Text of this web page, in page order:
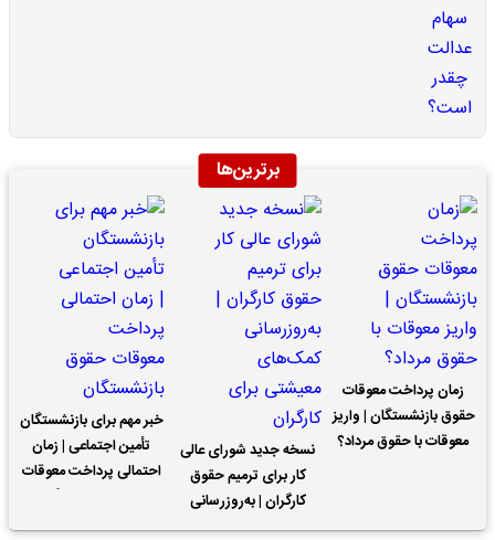
برترین‌ها
زمان پرداخت معوقات
حقوق بازنشستگان | واریز
معوقات با حقوق مرداد؟
نسخه جدید شورای عالی
کار برای ترمیم حقوق
کارگران | به‌روزرسانی
کمک‌های معیشتی برای
خبر مهم برای بازنشستگان
تأمین اجتماعی | زمان
احتمالی پرداخت معوقات